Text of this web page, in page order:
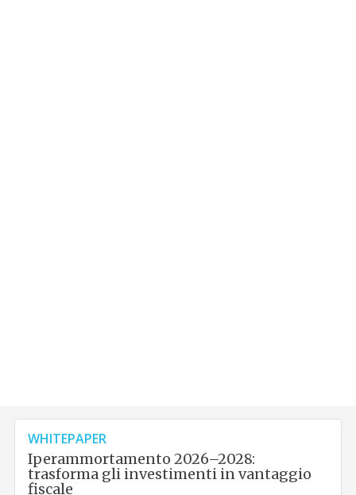
WHITEPAPER
Iperammortamento 2026–2028:
trasforma gli investimenti in vantaggio
fiscale